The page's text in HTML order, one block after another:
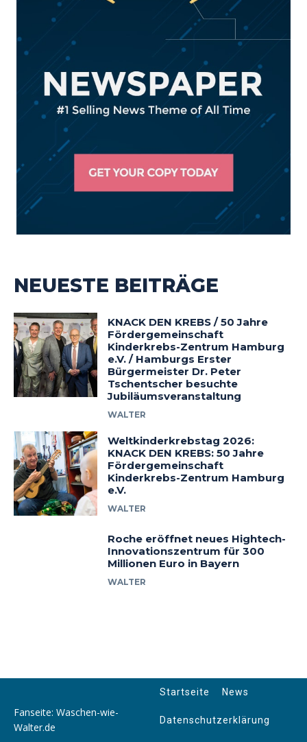
NEUESTE BEITRÄGE
KNACK DEN KREBS / 50 Jahre
Fördergemeinschaft
Kinderkrebs-Zentrum Hamburg
e.V. / Hamburgs Erster
Bürgermeister Dr. Peter
Tschentscher besuchte
Jubiläumsveranstaltung
WALTER
Weltkinderkrebstag 2026:
KNACK DEN KREBS: 50 Jahre
Fördergemeinschaft
Kinderkrebs-Zentrum Hamburg
e.V.
WALTER
Roche eröffnet neues Hightech-
Innovationszentrum für 300
Millionen Euro in Bayern
WALTER
Fanseite: Waschen-wie-
Walter.de
Startseite News
Datenschutzerklärung